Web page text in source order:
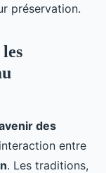
préservation.
des
entre
. Les traditions,